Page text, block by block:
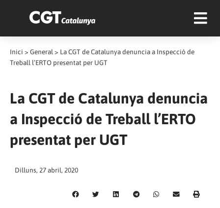
Inici > General > La CGT de Catalunya denuncia a Inspecció de
Treball l’ERTO presentat per UGT
La CGT de Catalunya denuncia
a Inspecció de Treball l’ERTO
presentat per UGT
Dilluns, 27 abril, 2020